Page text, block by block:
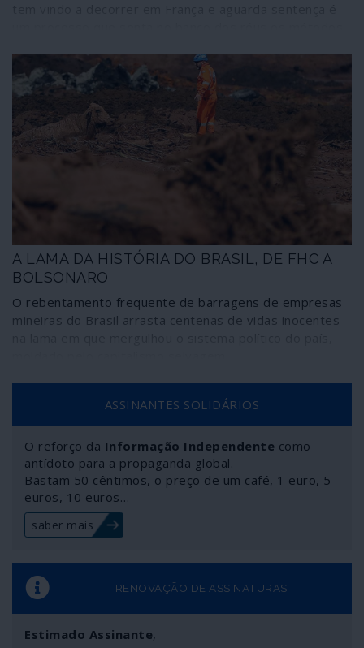
trabalho, a prática obsessiva de privatizações e o
sistema neoliberal de “liberdade de mercado”, máximo
lucro e desrespeito pelos direitos humanos.
A LAMA DA HISTÓRIA DO BRASIL, DE FHC A
BOLSONARO
O rebentamento frequente de barragens de empresas
mineiras do Brasil arrasta centenas de vidas inocentes
ASSINANTES SOLIDÁRIOS
O reforço da Informação Independente como
antídoto para a propaganda global.
Bastam 50 cêntimos, o preço de um café, 1 euro, 5
euros, 10 euros…
saber mais
RENOVAÇÃO DE ASSINATURAS
Estimado Assinante,